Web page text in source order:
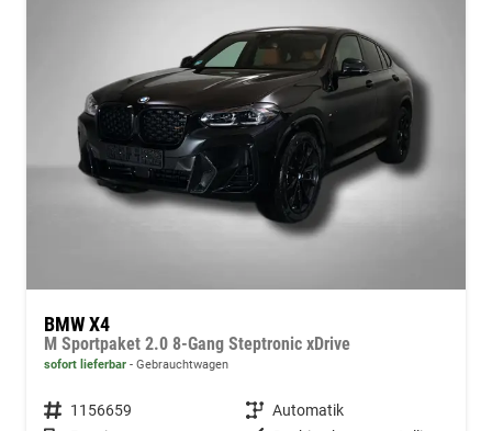
BMW X4
M Sportpaket 2.0 8-Gang Steptronic xDrive
sofort lieferbar Gebrauchtwagen
Fahrzeugnummer 1156659 Getriebe Automatik